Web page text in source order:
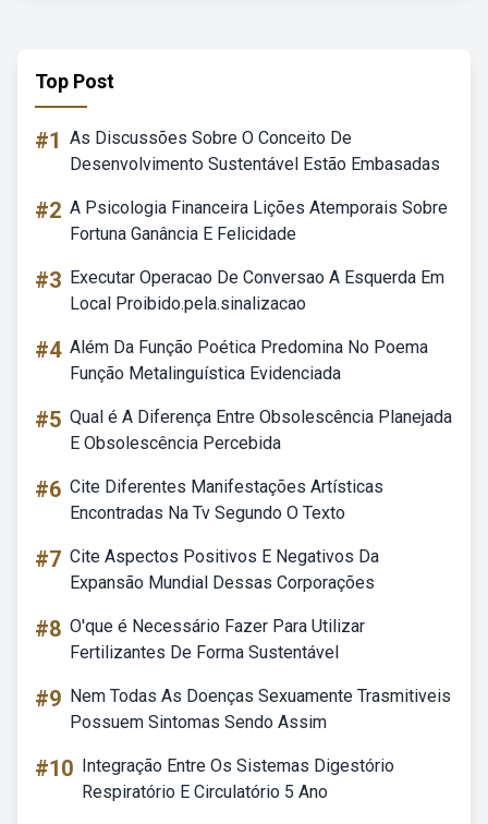
Top Post
#1 As Discussões Sobre O Conceito De
Desenvolvimento Sustentável Estão Embasadas
#2 A Psicologia Financeira Lições Atemporais Sobre
Fortuna Ganância E Felicidade
#3 Executar Operacao De Conversao A Esquerda Em
Local Proibido.pela.sinalizacao
#4 Além Da Função Poética Predomina No Poema
Função Metalinguística Evidenciada
#5 Qual é A Diferença Entre Obsolescência Planejada
E Obsolescência Percebida
#6 Cite Diferentes Manifestações Artísticas
Encontradas Na Tv Segundo O Texto
#7 Cite Aspectos Positivos E Negativos Da
Expansão Mundial Dessas Corporações
#8 O'que é Necessário Fazer Para Utilizar
Fertilizantes De Forma Sustentável
#9 Nem Todas As Doenças Sexuamente Trasmitiveis
Possuem Sintomas Sendo Assim
#10 Integração Entre Os Sistemas Digestório
Respiratório E Circulatório 5 Ano